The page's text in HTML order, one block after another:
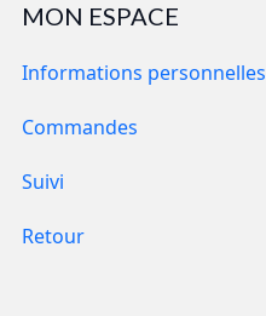
MON ESPACE
Informations personnelles
Commandes
Suivi
Retour